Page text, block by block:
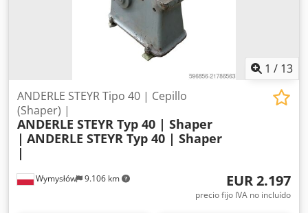
1 / 13
Wymysłów 9.106 km
ANDERLE STEYR Tipo 40 | Cepillo
(Shaper) |
ANDERLE STEYR Typ 40 | Shaper
| ANDERLE STEYR Typ 40 | Shaper
|
EUR 2.197
precio fijo IVA no incluído